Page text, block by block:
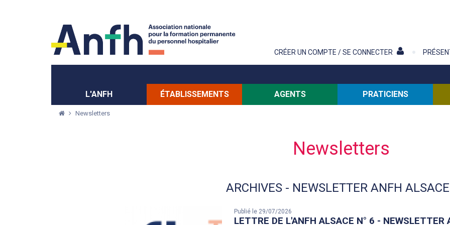
CRÉER UN COMPTE / SE CONNECTER
L'ANFH ÉTABLISSEMENTS AGENTS PRATICIENS
Newsletters
Newsletters
ARCHIVES - NEWSLETTER ANFH ALSACE
Publié le 29/07/2026
LETTRE DE L'ANFH ALSACE N° 6 - NEWSLETTER